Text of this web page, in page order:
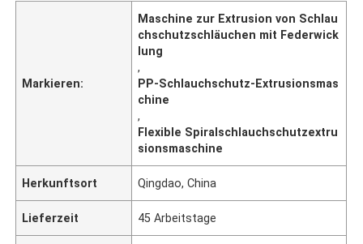
Markieren:
Maschine zur Extrusion von Schlau
chschutzschläuchen mit Federwick
lung
,
PP-Schlauchschutz-Extrusionsmas
chine
,
Flexible Spiralschlauchschutzextru
sionsmaschine
Herkunftsort Qingdao, China
Lieferzeit 45 Arbeitstage